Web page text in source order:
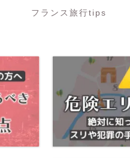
フランス旅行tips